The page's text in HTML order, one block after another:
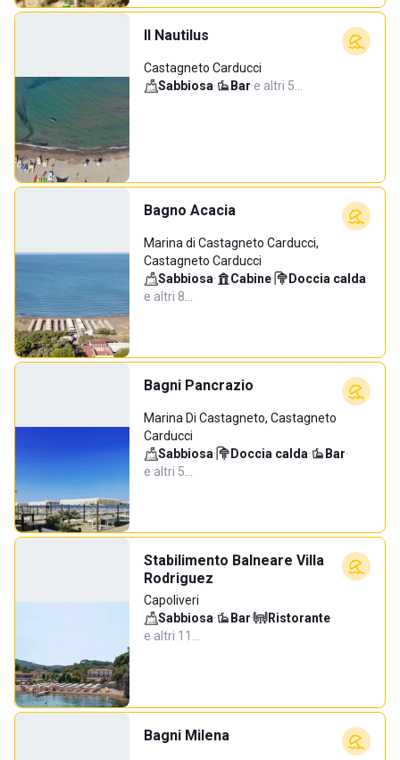
Il Nautilus
Castagneto Carducci
Sabbiosa· Bar·e altri 5…
Bagno Acacia
Marina di Castagneto Carducci,
Castagneto Carducci
Sabbiosa· Cabine· Doccia calda·
e altri 8…
Bagni Pancrazio
Marina Di Castagneto, Castagneto
Carducci
Sabbiosa· Doccia calda· Bar·
e altri 5…
Stabilimento Balneare Villa
Rodriguez
Capoliveri
Sabbiosa· Bar· Ristorante·
e altri 11…
Bagni Milena